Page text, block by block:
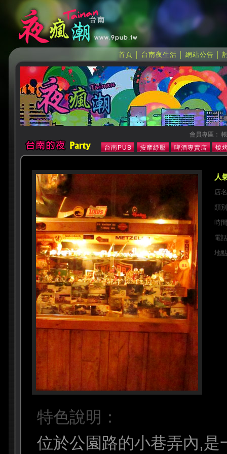
首頁 台南夜生活 網站公告
會員專區：
台南PUB
按摩紓壓 啤酒專賣店 燒
人
店
類
時
電
地
特色說明：
位於公園路的小巷弄內,